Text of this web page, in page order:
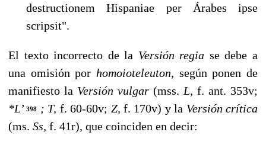
destructionem Hispaniae per Árabes ipse
scripsit".
El texto incorrecto de la Versión regia se debe a
una omisión por homoioteleuton, se­gún ponen de
manifiesto la Versión vulgar (mss. L, f. ant. 353v;
*L’398 ; T, f. 60-60v; Z, f. 170v) y la Versión crítica
(ms. Ss, f. 41r), que coinciden en decir: